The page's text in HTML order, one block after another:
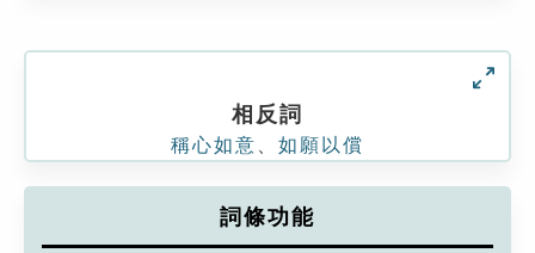
相反詞
稱心如意 如願以償
詞條功能